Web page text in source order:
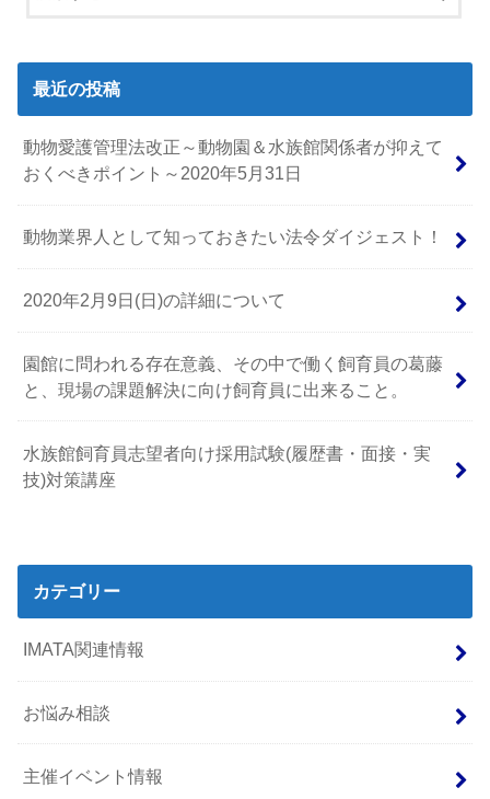
最近の投稿
動物愛護管理法改正～動物園＆水族館関係者が抑えて
おくべきポイント～2020年5月31日
動物業界人として知っておきたい法令ダイジェスト！
2020年2月9日(日)の詳細について
園館に問われる存在意義、その中で働く飼育員の葛藤
と、現場の課題解決に向け飼育員に出来ること。
水族館飼育員志望者向け採用試験(履歴書・面接・実
技)対策講座
カテゴリー
IMATA関連情報
お悩み相談
主催イベント情報